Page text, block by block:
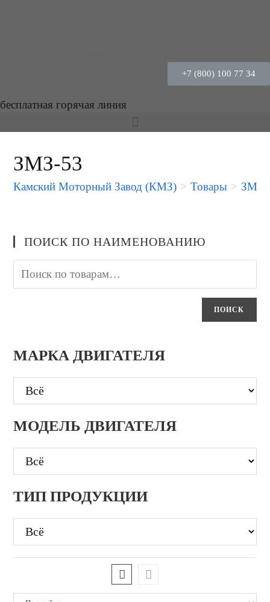
+7 (800) 100 77 34
бесплатная горячая линия
ЗМЗ-53
Камский Моторный Завод (КМЗ) > Товары > ЗМЗ-
ПОИСК ПО НАИМЕНОВАНИЮ
ПОИСК
МАРКА ДВИГАТЕЛЯ
МОДЕЛЬ ДВИГАТЕЛЯ
ТИП ПРОДУКЦИИ